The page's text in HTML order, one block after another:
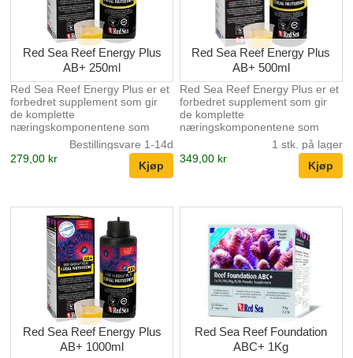
Red Sea Reef Energy Plus
AB+ 250ml
Red Sea Reef Energy Plus er et
forbedret supplement som gir
de komplette
næringskomponentene som
trengs av Soft, LPS, SPS og
ikke-fotosyntetiske koraller for
vitalitet, vekst og farge.
Bestillingsvare 1-14d
279,00 kr
Red Sea Reef Energy Plus
AB+ 500ml
Red Sea Reef Energy Plus er et
forbedret supplement som gir
de komplette
næringskomponentene som
trengs av Soft, LPS, SPS og
ikke-fotosyntetiske koraller for
vitalitet, vekst og farge.
1 stk. på lager
349,00 kr
Red Sea Reef Energy Plus
AB+ 1000ml
Red Sea Reef Foundation
ABC+ 1Kg